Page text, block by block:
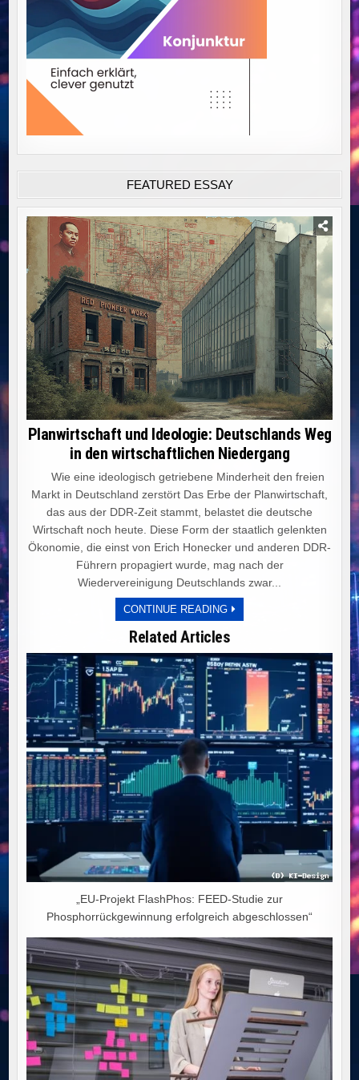
FEATURED ESSAY
Planwirtschaft und Ideologie: Deutschlands Weg
in den wirtschaftlichen Niedergang
Wie eine ideologisch getriebene Minderheit den freien
Markt in Deutschland zerstört Das Erbe der Planwirtschaft,
das aus der DDR-Zeit stammt, belastet die deutsche
Wirtschaft noch heute. Diese Form der staatlich gelenkten
Ökonomie, die einst von Erich Honecker und anderen DDR-
Führern propagiert wurde, mag nach der
Wiedervereinigung Deutschlands zwar...
CONTINUE READINGPLANWIRTSCHAFT
UND
DEUTSCHLANDS
IN
DEN
WIRTSCHAFTLICHEN
NIEDERGANG
Related Articles
„EU-Projekt FlashPhos: FEED-Studie zur
Phosphorrückgewinnung erfolgreich abgeschlossen“